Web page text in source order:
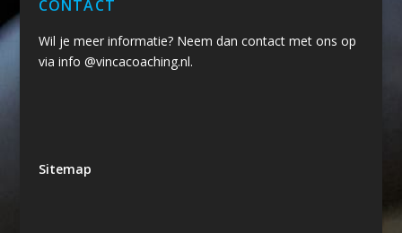
CONTACT
Wil je meer informatie? Neem dan contact met ons op
via info @vincacoaching.nl.
Sitemap